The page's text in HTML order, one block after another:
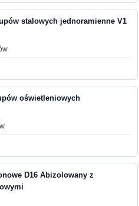
stalowych jednoramienne V1
oświetleniowych
D16 Abizolowany z